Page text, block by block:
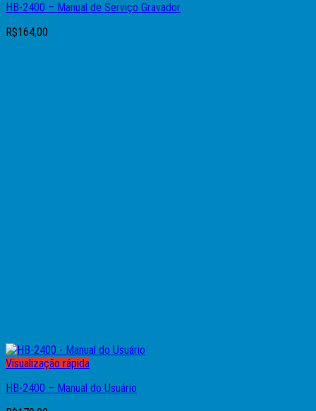
HB-2400 – Manual de Serviço Gravador
R$164,00
Visualização rápida
HB-2400 – Manual do Usuário